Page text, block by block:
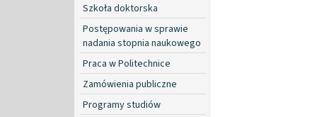
Szkoła doktorska
Postępowania w sprawie
nadania stopnia naukowego
Praca w Politechnice
Zamówienia publiczne
Programy studiów